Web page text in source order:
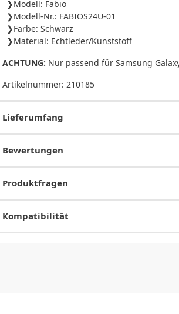
Modell: Fabio
Modell-Nr.: FABIOS24U-01
Farbe: Schwarz
Material: Echtleder/Kunststoff
ACHTUNG: Nur passend für Samsung
Artikelnummer: 210185
Lieferumfang
Bewertungen
Produktfragen
Kompatibilität